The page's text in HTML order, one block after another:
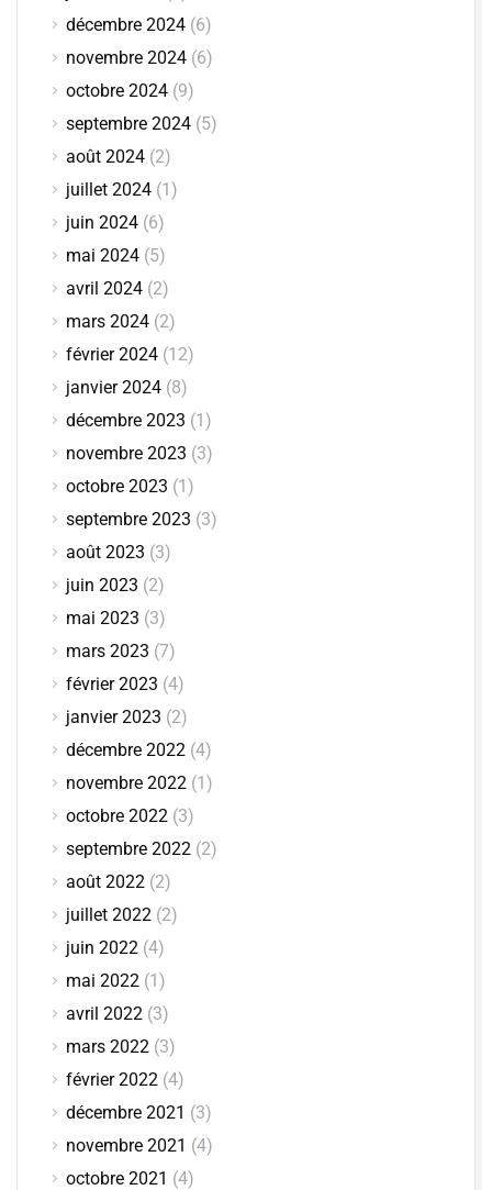
décembre 2024 (6)
novembre 2024 (6)
octobre 2024 (9)
septembre 2024 (5)
août 2024 (2)
juillet 2024 (1)
juin 2024 (6)
mai 2024 (5)
avril 2024 (2)
mars 2024 (2)
février 2024 (12)
janvier 2024 (8)
décembre 2023 (1)
novembre 2023 (3)
octobre 2023 (1)
septembre 2023 (3)
août 2023 (3)
juin 2023 (2)
mai 2023 (3)
mars 2023 (7)
février 2023 (4)
janvier 2023 (2)
décembre 2022 (4)
novembre 2022 (1)
octobre 2022 (3)
septembre 2022 (2)
août 2022 (2)
juillet 2022 (2)
juin 2022 (4)
mai 2022 (1)
avril 2022 (3)
mars 2022 (3)
février 2022 (4)
décembre 2021 (3)
novembre 2021 (4)
octobre 2021 (4)